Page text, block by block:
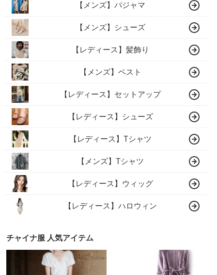
【メンズ】パジャマ
【メンズ】シューズ
【レディース】髪飾り
【メンズ】ベスト
【レディース】セットアップ
【レディース】シューズ
【レディース】Tシャツ
【メンズ】Tシャツ
【レディース】ウィッグ
【レディース】ハロウィン
チャイナ服 人気アイテム